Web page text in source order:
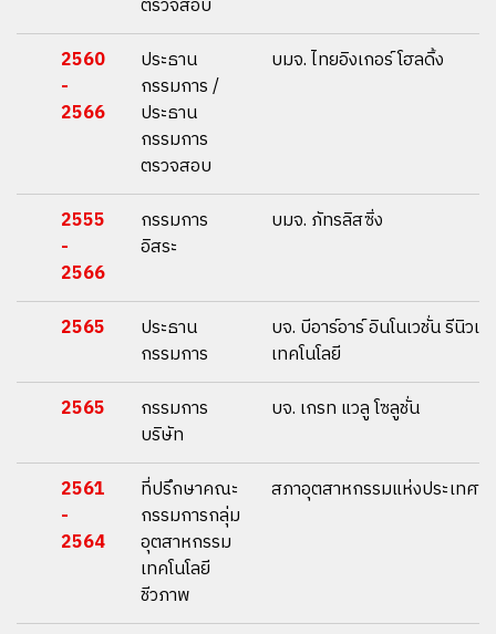
ตรวจสอบ
2560
-
2566
ประธาน
กรรมการ /
ประธาน
กรรมการ
ตรวจสอบ
บมจ. ไทยอิงเกอร์ โฮลดิ้ง
2555
-
2566
กรรมการ
อิสระ
บมจ. ภัทรลิสซิ่ง
2565
ประธาน
กรรมการ
บจ. บีอาร์อาร์ อินโนเวชั่น รีนิวเอ
เทคโนโลยี
2565
กรรมการ
บริษัท
บจ. เกรท แวลู โซลูชั่น
2561
-
2564
ที่ปรึกษาคณะ
กรรมการกลุ่ม
อุตสาหกรรม
เทคโนโลยี
ชีวภาพ
สภาอุตสาหกรรมแห่งประเทศไ